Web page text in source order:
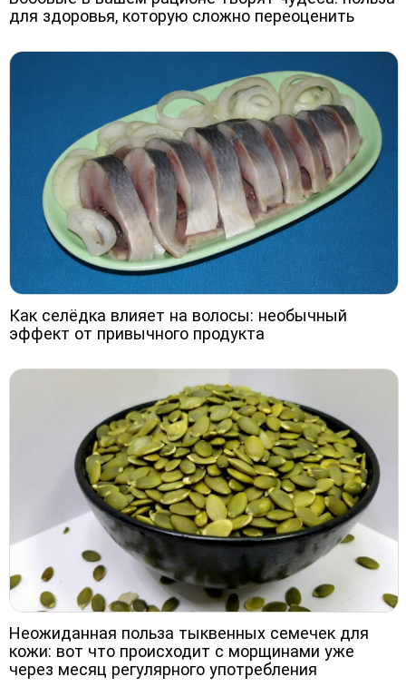
для здоровья, которую сложно переоценить
Как селёдка влияет на волосы: необычный
эффект от привычного продукта
Неожиданная польза тыквенных семечек для
кожи: вот что происходит с морщинами уже
через месяц регулярного употребления